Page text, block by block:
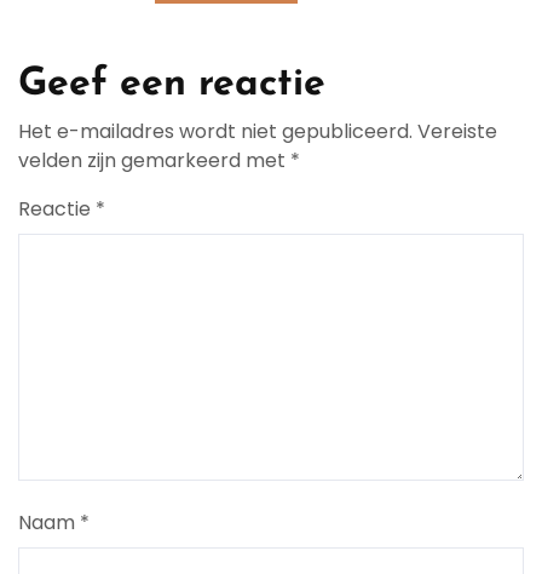
Geef een reactie
Het e-mailadres wordt niet gepubliceerd. Vereiste
velden zijn gemarkeerd met *
Reactie *
Naam *